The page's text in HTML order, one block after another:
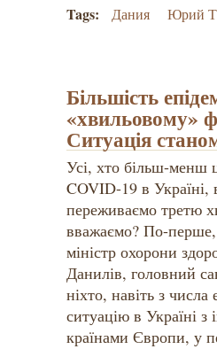
Tags: Дания Юрий
Більшість
«хвильовому»
Ситуація
Усі, хто більш-менш
COVID-19 в
переживаємо третю
вважаємо? По-
міністр охорони
Данилів, головний
ніхто, навіть з
ситуацію в Україні
країнами Європи, у